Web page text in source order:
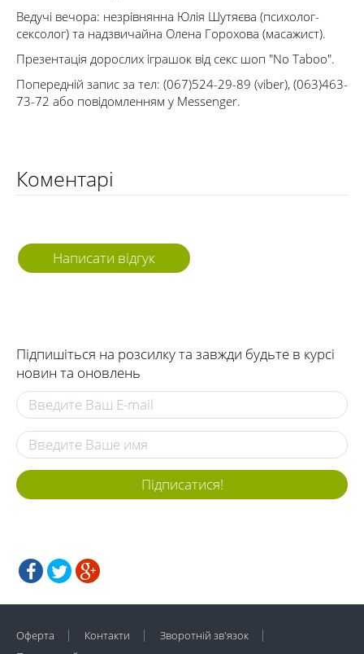
Ведучі вечора: незрівнянна Юлія Шутяєва (психолог-
сексолог) та надзвичайна Олена Горохова (масажист).
Презентація дорослих іграшок від секс шоп "No Taboo".
Попередній запис за тел: (067)524-29-89 (viber), (063)463-
73-72 або повідомленням у Messenger.
Коментарі
Написати відгук
Підпишіться на розсилку та завжди будьте в курсі
новин та оновлень
Підписатися!
Оферта Контакти
Зворотній зв'язок